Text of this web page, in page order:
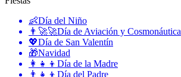
👶Día del Niño
👨‍🚀🚀Día de Aviación y Cosmonáutica
💖Día de San Valentín
🎁Navidad
👩‍👧‍👦 Día de la Madre
👨‍👧‍👦 Día del Padre